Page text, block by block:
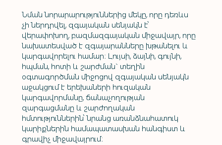
Նման նորարարություններից մեկը, որը դեռևս
չի ներդրվել, զգայական սենյակն է՝
վերափոխող, բազմազգայական միջավայր, որը
նախատեսված է զգայարանները խթանելու և
կարգավորելու համար։ Լույսի, ձայնի, գույնի,
հպման, հոտի և շարժման` տեղին
օգտագործման միջոցով զգայական սենյակն
աջակցում է երեխաների հուզական
կարգավորմանը, ճանաչողության
զարգացմանը և շարժողական
հմտություններին՝ նրանց առանձնահատուկ
կարիքներին համապատասխան հանգիստ և
գրավիչ միջավայրում։